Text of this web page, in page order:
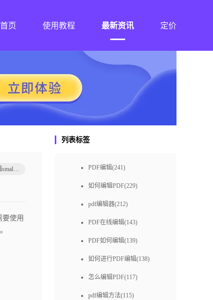
首页 使用教程 最新资讯 定价
pdf在线编辑small如何做
使用
列表标签
PDF编辑(241)
如何编辑PDF(229)
pdf编辑器(212)
PDF在线编辑(143)
PDF如何编辑(139)
如何进行PDF编辑(138)
怎么编辑PDF(117)
pdf编辑方法(115)